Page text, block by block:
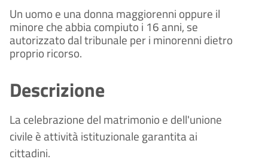
Un uomo e una donna maggiorenni oppure il
minore che abbia compiuto i 16 anni, se
autorizzato dal tribunale per i minorenni dietro
proprio ricorso.
Descrizione
La celebrazione del matrimonio e dell'unione
civile è attività istituzionale garantita ai
cittadini.